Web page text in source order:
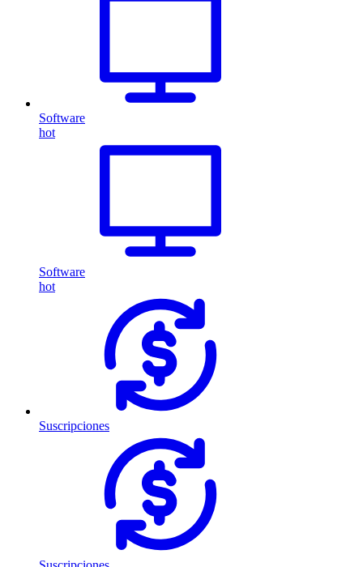
Software
hot
Software
hot
Suscripciones